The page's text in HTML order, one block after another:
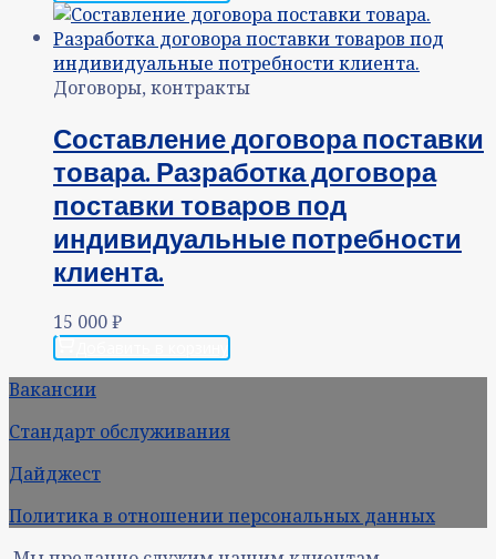
Договоры, контракты
Составление договора поставки
товара. Разработка договора
поставки товаров под
индивидуальные потребности
клиента.
15 000₽
Вакансии
Стандарт обслуживания
Дайджест
Политика в отношении персональных данных